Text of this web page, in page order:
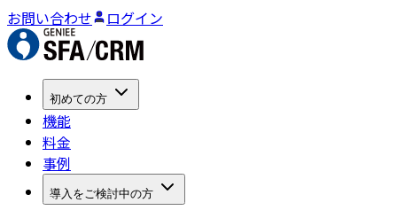
お問い合わせ ログイン
初めての方
機能
料金
事例
導入をご検討中の方